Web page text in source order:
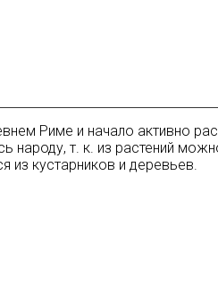
Риме и начало активно
народу, т. к. из растений
из кустарников и деревьев.